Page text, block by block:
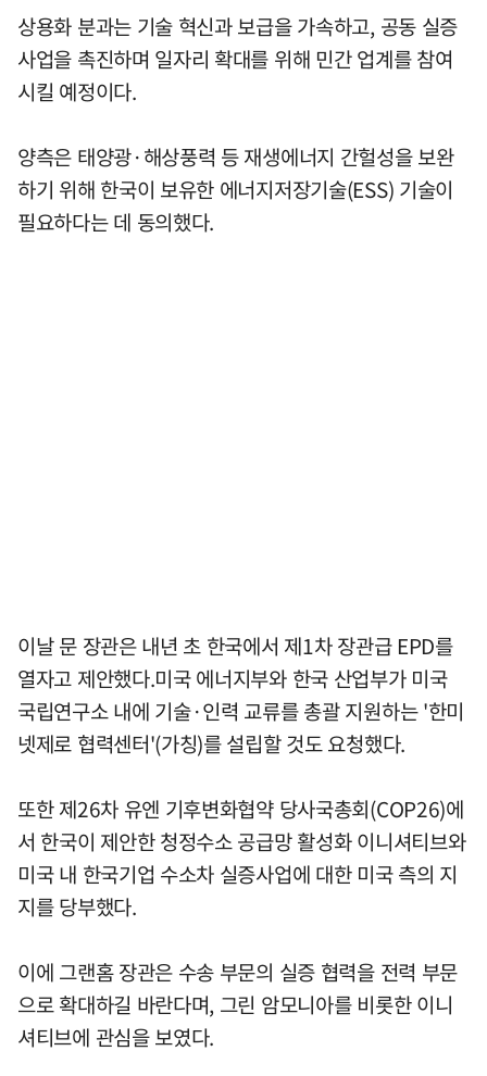
상용화 분과는 기술 혁신과 보급을 가속하고, 공동 실증
사업을 촉진하며 일자리 확대를 위해 민간 업계를 참여
시킬 예정이다.
양측은 태양광·해상풍력 등 재생에너지 간헐성을 보완
하기 위해 한국이 보유한 에너지저장기술(ESS) 기술이
필요하다는 데 동의했다.
이날 문 장관은 내년 초 한국에서 제1차 장관급 EPD를
열자고 제안했다.미국 에너지부와 한국 산업부가 미국
국립연구소 내에 기술·인력 교류를 총괄 지원하는 '한미
넷제로 협력센터'(가칭)를 설립할 것도 요청했다.
또한 제26차 유엔 기후변화협약 당사국총회(COP26)에
서 한국이 제안한 청정수소 공급망 활성화 이니셔티브와
미국 내 한국기업 수소차 실증사업에 대한 미국 측의 지
지를 당부했다.
이에 그랜홈 장관은 수송 부문의 실증 협력을 전력 부문
으로 확대하길 바란다며, 그린 암모니아를 비롯한 이니
셔티브에 관심을 보였다.